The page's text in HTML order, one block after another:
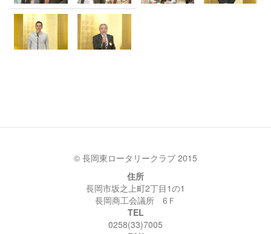
© 長岡東ロータリークラブ 2015
住所
長岡市坂之上町2丁目1の1
長岡商工会議所 6Ｆ
TEL
0258(33)7005